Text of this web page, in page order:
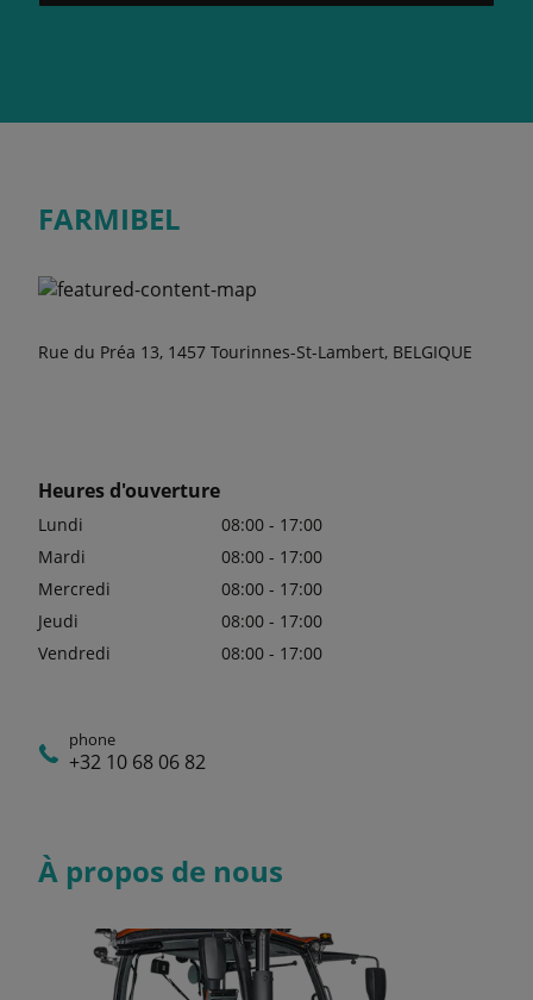
FARMIBEL
Rue du Préa 13, 1457 Tourinnes-St-Lambert, BELGIQUE
Heures d'ouverture
Lundi
08:00 - 17:00
Mardi
08:00 - 17:00
Mercredi
08:00 - 17:00
Jeudi
08:00 - 17:00
Vendredi
08:00 - 17:00
phone
+32 10 68 06 82
À propos de nous